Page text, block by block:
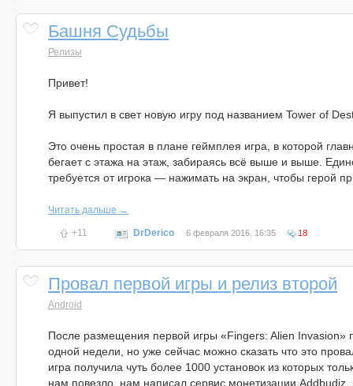
Башня Судьбы
Релизы
Привет!
Я выпустил в свет новую игру под названием Tower of
Это очень простая в плане геймплея игра, в которой
бегает с этажа на этаж, забираясь всё выше и выше.
требуется от игрока — нажимать на экран, чтобы герой
Читать дальше →
+11 DrDerico 6 февраля 2016, 16:35 18
Провал первой игры и релиз второй
Android
После размещения первой игры «Fingers: Alien Invasion»
одной недели, но уже сейчас можно сказать что это
игра получила чуть более 1000 установок из которых
нам повезло, нам написал сервис монетизации